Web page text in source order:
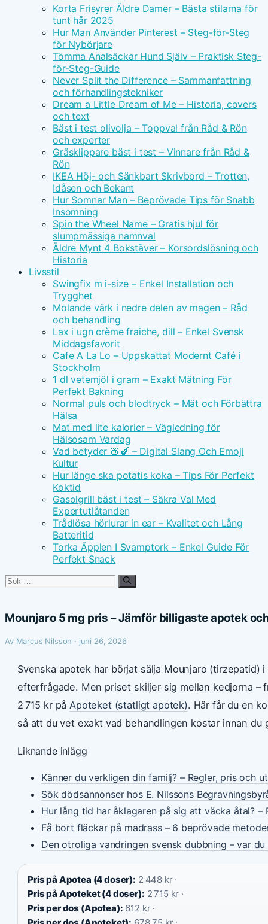
Korta Frisyrer Äldre Damer – Bästa stilarna för
tunt hår 2025
Hur Man Använder Pinterest – Steg-för-Steg
för Nybörjare
Tömma Analsäckar Hund Själv – Praktisk Steg-
för-Steg-Guide
Never Split the Difference – Sammanfattning
och förhandlingstekniker
Dream a Little Dream of Me – Historia, covers
och text
Bäst i test olivolja – Toppval från Råd & Rön
och experter
Gräsklippare bäst i test – Vinnare från Råd &
Rön
IKEA Höj- och Sänkbart Skrivbord – Trotten,
Idåsen och Bekant
Hur Somnar Man – Beprövade Tips för Snabb
Insomning
Spin the Wheel Name – Gratis hjul för
slumpmässiga namnval
Äldre Mynt 4 Bokstäver – Korsordslösning och
Historia
Livsstil
Swingfix m i-size – Enkel Installation och
Trygghet
Molande värk i nedre delen av magen – Råd
och behandling
Lax i ugn crème fraiche, dill – Enkel Svensk
Middagsfavorit
Cafe A La Lo – Uppskattat Modernt Café i
Stockholm
1 dl vetemjöl i gram – Exakt Mätning För
Perfekt Bakning
Normal puls och blodtryck – Mät och Förbättra
Hälsa
Mat med lite kalorier – Vägledning för
Hälsosam Vardag
Vad betyder 🍑🍆 – Digital Slang Och Emoji
Kultur
Hur länge ska potatis koka – Tips För Perfekt
Koktid
Gasolgrill bäst i test – Säkra Val Med
Expertutlåtanden
Trådlösa hörlurar in ear – Kvalitet och Lång
Batteritid
Torka Äpplen I Svamptork – Enkel Guide För
Perfekt Snack
Sök
Mounjaro 5 mg pris – Jämför billigaste apotek
Av Marcus Nilsson · juni 26, 2026
Svenska apotek har börjat sälja Mounjaro
efterfrågade. Men priset skiljer sig mellan kedjorna –
2 715 kr på Apoteket (statligt apotek). Här får du en
så att du vet exakt vad behandlingen kostar innan du
Liknande inlägg
Känner du verkligen din familj? – Regler, pris och
Sök dödsannonser hos E. Nilssons
Hur lång tid har åklagaren på sig att väcka åtal? –
Få bort fläckar på madrass – 6 beprövade
Den otroliga vandringen svensk dubbning – var
Pris på Apotea (4 doser): 2 448 kr ·
Pris på Apoteket (4 doser): 2 715 kr ·
Pris per dos (Apotea): 612 kr ·